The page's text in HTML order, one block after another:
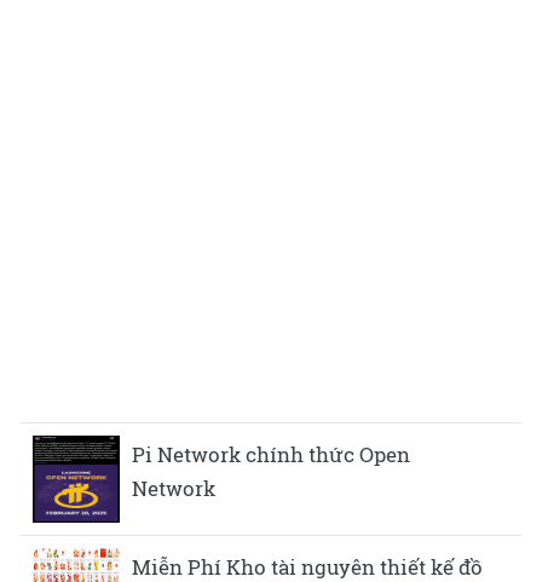
Pi Network chính thức Open
Network
Miễn Phí Kho tài nguyên thiết kế đồ